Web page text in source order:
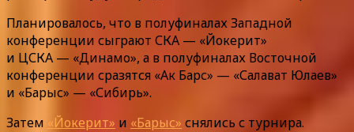
Планировалось, что в полуфиналах Западной
конференции сыграют СКА — «Йокерит»
и ЦСКА — «Динамо», а в полуфиналах Восточной
конференции сразятся «Ак Барс» — «Салават Юлаев»
и «Барыс» — «Сибирь».
Затем «Йокерит» и «Барыс» снялись с турнира.